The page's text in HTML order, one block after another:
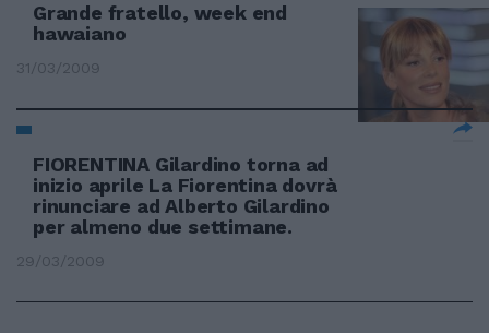
Grande fratello, week end
hawaiano
31/03/2009
FIORENTINA Gilardino torna ad
inizio aprile La Fiorentina dovrà
rinunciare ad Alberto Gilardino
per almeno due settimane.
29/03/2009